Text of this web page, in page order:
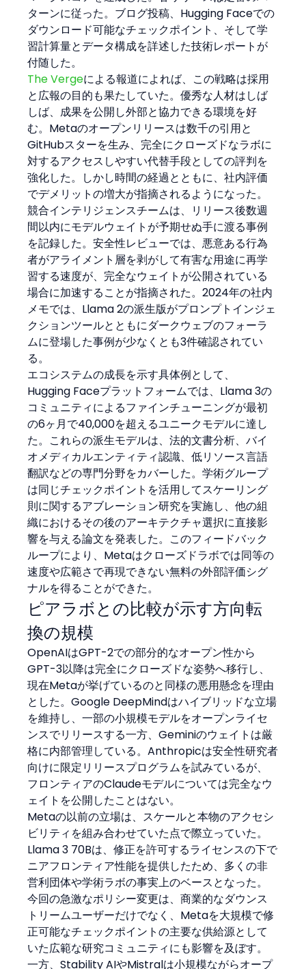
ターンに従った。ブログ投稿、Hugging Faceでの
ダウンロード可能なチェックポイント、そして学
習計算量とデータ構成を詳述した技術レポートが
付随した。
The Vergeによる報道によれば、この戦略は採用
と広報の目的も果たしていた。優秀な人材はしば
しば、成果を公開し外部と協力できる環境を好
む。Metaのオープンリリースは数千の引用と
GitHubスターを生み、完全にクローズドなラボに
対するアクセスしやすい代替手段としての評判を
強化した。しかし時間の経過とともに、社内評価
でデメリットの増大が指摘されるようになった。
競合インテリジェンスチームは、リリース後数週
間以内にモデルウェイトが予期せぬ手に渡る事例
を記録した。安全性レビューでは、悪意ある行為
者がアライメント層を剥がして有害な用途に再学
習する速度が、完全なウェイトが公開されている
場合に加速することが指摘された。2024年の社内
メモでは、Llama 2の派生版がプロンプトインジェ
クションツールとともにダークウェブのフォーラ
ムに登場した事例が少なくとも3件確認されてい
る。
エコシステムの成長を示す具体例として、
Hugging Faceプラットフォームでは、Llama 3の
コミュニティによるファインチューニングが最初
の6ヶ月で40,000を超えるユニークモデルに達し
た。これらの派生モデルは、法的文書分析、バイ
オメディカルエンティティ認識、低リソース言語
翻訳などの専門分野をカバーした。学術グループ
は同じチェックポイントを活用してスケーリング
則に関するアブレーション研究を実施し、他の組
織におけるその後のアーキテクチャ選択に直接影
響を与える論文を発表した。このフィードバック
ループにより、Metaはクローズドラボでは同等の
速度や広範さで再現できない無料の外部評価シグ
ナルを得ることができた。
ピアラボとの比較が示す方向転
換の規模
OpenAIはGPT-2での部分的なオープン性から
GPT-3以降は完全にクローズドな姿勢へ移行し、
現在Metaが挙げているのと同様の悪用懸念を理由
とした。Google DeepMindはハイブリッドな立場
を維持し、一部の小規模モデルをオープンライセ
ンスでリリースする一方、Geminiのウェイトは厳
格に内部管理している。Anthropicは安全性研究者
向けに限定リリースプログラムを試みているが、
フロンティアのClaudeモデルについては完全なウ
ェイトを公開したことはない。
Metaの以前の立場は、スケールと本物のアクセシ
ビリティを組み合わせていた点で際立っていた。
Llama 3 70Bは、修正を許可するライセンスの下で
ニアフロンティア性能を提供したため、多くの非
営利団体や学術ラボの事実上のベースとなった。
今回の急激なポリシー変更は、商業的なダウンス
トリームユーザーだけでなく、Metaを大規模で修
正可能なチェックポイントの主要な供給源として
いた広範な研究コミュニティにも影響を及ぼす。
一方、Stability AIやMistralは小規模ながらオープ